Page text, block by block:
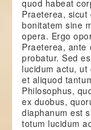
quod habeat
Praeterea,
bonitatem sine
opera. Ergo
Praeterea, ante
probatur. Sed
lucidum actu,
et aliquod
Philosophus,
ex duobus,
diaphanum est
totum lucidum